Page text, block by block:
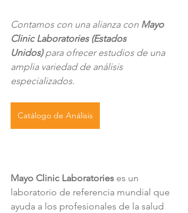
Contamos con una alianza con Mayo
Clinic Laboratories (Estados
Unidos) para ofrecer estudios de una
amplia variedad de análisis
especializados.
Catálogo de Análisis
Mayo Clinic Laboratories es un
laboratorio de referencia mundial que
ayuda a los profesionales de la salud